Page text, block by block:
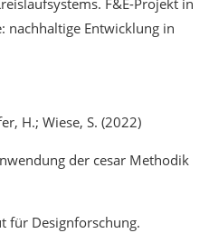
F&E-Projekt in
Entwicklung in
H.; Wiese, S. (2022)
der cesar Methodik
für Designforschung.